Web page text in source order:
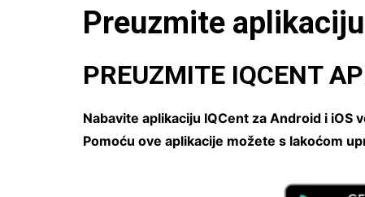
Preuzmite
PREUZMITE IQCENT
Nabavite aplikaciju IQCent za Android i
Pomoću ove aplikacije možete s lakoćom